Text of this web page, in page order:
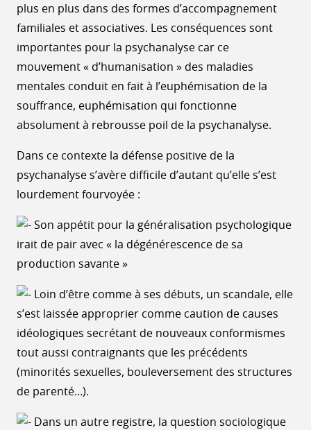
plus en plus dans des formes d’accompagnement
familiales et associatives. Les conséquences sont
importantes pour la psychanalyse car ce
mouvement « d’humanisation » des maladies
mentales conduit en fait à l’euphémisation de la
souffrance, euphémisation qui fonctionne
absolument à rebrousse poil de la psychanalyse.
Dans ce contexte la défense positive de la
psychanalyse s’avère difficile d’autant qu’elle s’est
lourdement fourvoyée :
Son appétit pour la généralisation psychologique
irait de pair avec « la dégénérescence de sa
production savante »
Loin d’être comme à ses débuts, un scandale, elle
s’est laissée approprier comme caution de causes
idéologiques secrétant de nouveaux conformismes
tout aussi contraignants que les précédents
(minorités sexuelles, bouleversement des structures
de parenté…).
Dans un autre registre, la question sociologique